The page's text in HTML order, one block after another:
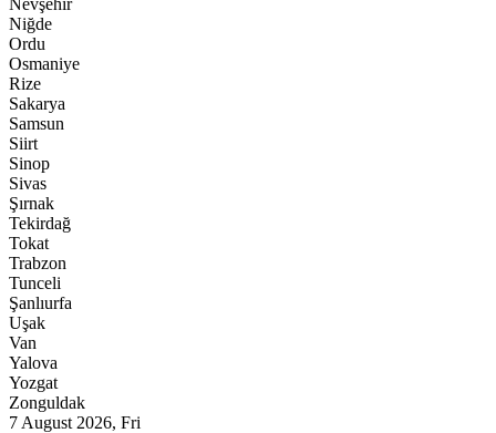
Nevşehir
Niğde
Ordu
Osmaniye
Rize
Sakarya
Samsun
Siirt
Sinop
Sivas
Şırnak
Tekirdağ
Tokat
Trabzon
Tunceli
Şanlıurfa
Uşak
Van
Yalova
Yozgat
Zonguldak
7 August 2026, Fri